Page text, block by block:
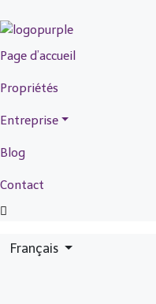
Page d’accueil
Propriétés
Entreprise
Blog
Contact
Français